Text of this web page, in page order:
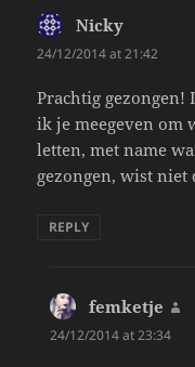
Nicky
24/12/2014 at 21:42
Prachtig
ik je meegeven om
letten, met name
gezongen, wist niet
REPLY
femketje
24/12/2014 at 23:34